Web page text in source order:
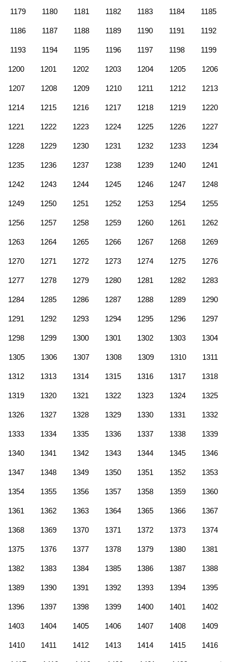
1179 1180 1181 1182 1183 1184 1185
1186 1187 1188 1189 1190 1191 1192
1193 1194 1195 1196 1197 1198 1199
1200 1201 1202 1203 1204 1205 1206
1207 1208 1209 1210 1211 1212 1213
1214 1215 1216 1217 1218 1219 1220
1221 1222 1223 1224 1225 1226 1227
1228 1229 1230 1231 1232 1233 1234
1235 1236 1237 1238 1239 1240 1241
1242 1243 1244 1245 1246 1247 1248
1249 1250 1251 1252 1253 1254 1255
1256 1257 1258 1259 1260 1261 1262
1263 1264 1265 1266 1267 1268 1269
1270 1271 1272 1273 1274 1275 1276
1277 1278 1279 1280 1281 1282 1283
1284 1285 1286 1287 1288 1289 1290
1291 1292 1293 1294 1295 1296 1297
1298 1299 1300 1301 1302 1303 1304
1305 1306 1307 1308 1309 1310 1311
1312 1313 1314 1315 1316 1317 1318
1319 1320 1321 1322 1323 1324 1325
1326 1327 1328 1329 1330 1331 1332
1333 1334 1335 1336 1337 1338 1339
1340 1341 1342 1343 1344 1345 1346
1347 1348 1349 1350 1351 1352 1353
1354 1355 1356 1357 1358 1359 1360
1361 1362 1363 1364 1365 1366 1367
1368 1369 1370 1371 1372 1373 1374
1375 1376 1377 1378 1379 1380 1381
1382 1383 1384 1385 1386 1387 1388
1389 1390 1391 1392 1393 1394 1395
1396 1397 1398 1399 1400 1401 1402
1403 1404 1405 1406 1407 1408 1409
1410 1411 1412 1413 1414 1415 1416